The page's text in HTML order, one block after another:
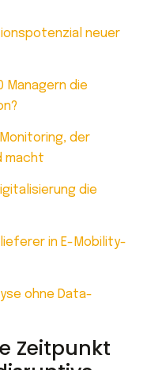
neuer
Managern die
der
macht
die
in E-Mobility-
ohne Data-
Zeitpunkt